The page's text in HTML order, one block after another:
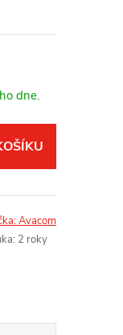
dne.
Avacom
: 2 roky